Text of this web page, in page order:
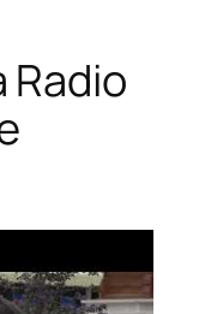
Radio